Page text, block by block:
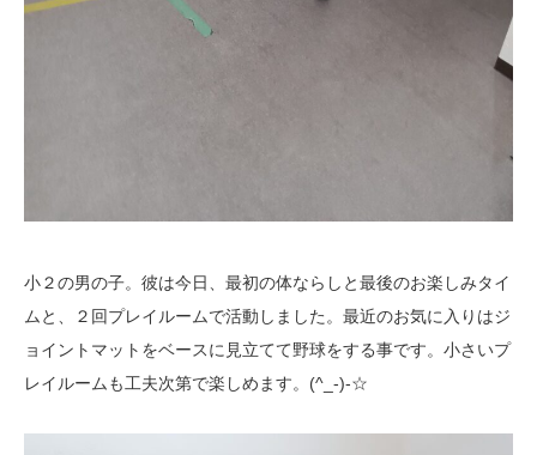
小２の男の子。彼は今日、最初の体ならしと最後のお楽しみタイ
ムと、２回プレイルームで活動しました。最近のお気に入りはジ
ョイントマットをベースに見立てて野球をする事です。小さいプ
レイルームも工夫次第で楽しめます。(^_-)-☆